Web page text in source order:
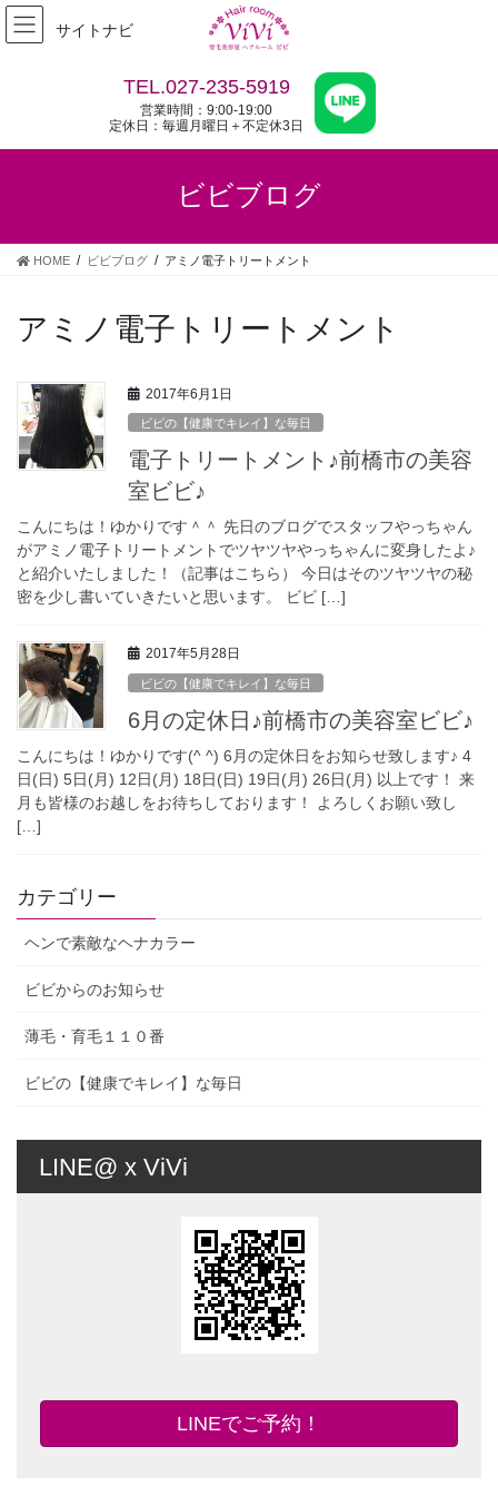
コ
ン
ス
ナ
ビ
ン
サイトナビ
TEL.027-235-5919
営業時間：9:00-19:00
定休日：毎週月曜日＋不定休3日
ビビブログ
HOME ビビブログ アミノ電子トリートメント
アミノ電子トリートメント
2017年6月1日
ビビの【健康でキレイ】な毎日
電子トリートメント♪前橋市の美容
室ビビ♪
こんにちは！ゆかりです＾＾ 先日のブログでスタッフやっちゃん
がアミノ電子トリートメントでツヤツヤやっちゃんに変身したよ♪
と紹介いたしました！（記事はこちら） 今日はそのツヤツヤの秘
密を少し書いていきたいと思います。 ビビ […]
2017年5月28日
ビビの【健康でキレイ】な毎日
6月の定休日♪前橋市の美容室ビビ♪
こんにちは！ゆかりです(^ ^) 6月の定休日をお知らせ致します♪ 4
日(日) 5日(月) 12日(月) 18日(日) 19日(月) 26日(月) 以上です！ 来
月も皆様のお越しをお待ちしております！ よろしくお願い致し
[…]
カテゴリー
ヘンで素敵なヘナカラー
ビビからのお知らせ
薄毛・育毛１１０番
ビビの【健康でキレイ】な毎日
LINE@ x ViVi
LINEでご予約！